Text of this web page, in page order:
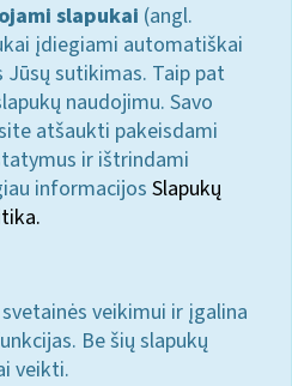
slapukai (angl.
įdiegiami automatiškai
sutikimas. Taip pat
naudojimu. Savo
atšaukti pakeisdami
ir ištrindami
informacijos Slapukų
veikimui ir įgalina
Be šių slapukų
veikti.